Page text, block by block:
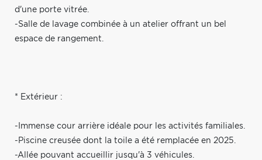
d'une porte vitrée.
-Salle de lavage combinée à un atelier offrant un bel
espace de rangement.
* Extérieur :
-Immense cour arrière idéale pour les activités familiales.
-Piscine creusée dont la toile a été remplacée en 2025.
-Allée pouvant accueillir jusqu'à 3 véhicules.